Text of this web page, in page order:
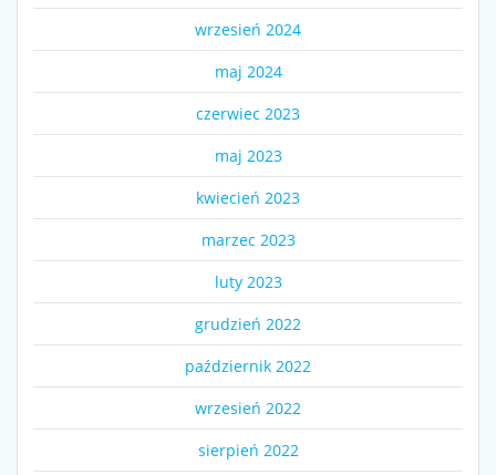
wrzesień 2024
maj 2024
czerwiec 2023
maj 2023
kwiecień 2023
marzec 2023
luty 2023
grudzień 2022
październik 2022
wrzesień 2022
sierpień 2022